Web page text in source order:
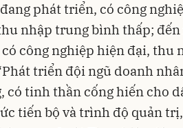
phát triển, có công
nhập trung bình thấp;
công nghiệp hiện đại, thu
triển đội ngũ doanh
có tinh thần cống hiến cho
tiến bộ và trình độ quản